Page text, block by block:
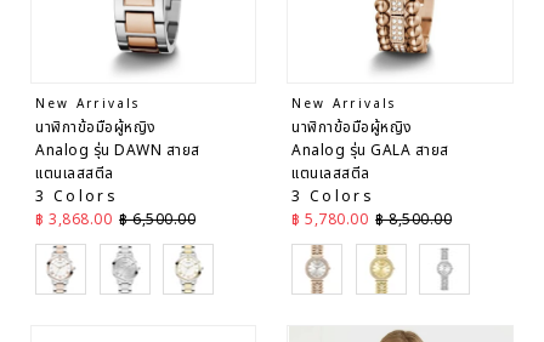
New Arrivals
นาฬิกาข้อมือผู้หญิง
Analog รุ่น DAWN สายส
แตนเลสสตีล
3 Colors
ราคาลด
฿ 3,868.00 ราคาปกติ
฿ 6,500.00
Gold Silver Gold
New Arrivals
นาฬิกาข้อมือผู้หญิง
Analog รุ่น GALA สายส
แตนเลสสตีล
3 Colors
ราคาลด
฿ 5,780.00 ราคาปกติ
฿ 8,500.00
Gold Gold Silver